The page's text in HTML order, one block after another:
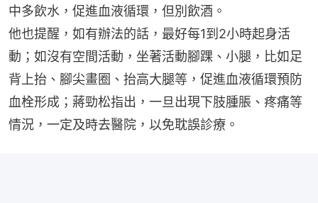
中多飲水，促進血液循環，但別飲酒。
他也提醒，如有辦法的話，最好每1到2小時起身活
動；如沒有空間活動，坐著活動腳踝、小腿，比如足
背上抬、腳尖畫圈、抬高大腿等，促進血液循環預防
血栓形成；蔣勁松指出，一旦出現下肢腫脹、疼痛等
情況，一定及時去醫院，以免耽誤診療。